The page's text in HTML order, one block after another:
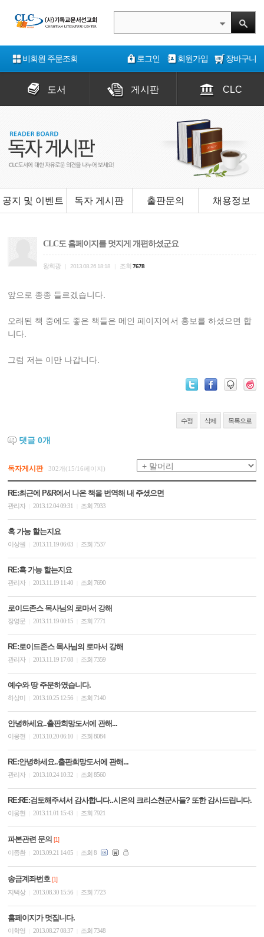
비회원 주문조회 로그인 회원가입 장바구니
도서 게시판 CLC
공지 및 이벤트 독자 게시판 출판문의 채용정보
CLC도 홈페이지를 멋지게 개편하셨군요
왕희광 2013.08.26 18:18 조회 7678
앞으로 종종 들르겠습니다.
오래된 책 중에도 좋은 책들은 메인 페이지에서 홍보를 하셨으면 합
니다.
그럼 저는 이만 나갑니다.
수정 삭제 목록으로
댓글0개
독자게시판 302개(15/16페이지)
RE:최근에 P&R에서 나온 책을 번역해 내 주셨으면
관리자 2013.12.04 09:31 조회 7933
혹 가능 할는지요
이상원 2013.11.19 06:03 조회 7537
RE:혹 가능 할는지요
관리자 2013.11.19 11:40 조회 7690
로이드존스 목사님의 로마서 강해
장영문 2013.11.19 00:15 조회 7771
RE:로이드존스 목사님의 로마서 강해
관리자 2013.11.19 17:08 조회 7359
예수와 땅 주문하였습니다.
하상미 2013.10.25 12:56 조회 7140
안녕하세요..출판희망도서에 관해...
이웅현 2013.10.20 06:10 조회 8084
RE:안녕하세요..출판희망도서에 관해...
관리자 2013.10.24 10:32 조회 8560
RE:RE:검토해주셔서 감사합니다..시온의 크리스쳔군사들? 또한 감사드립니다.
이웅현 2013.11.01 15:43 조회 7921
파본관련 문의 [1]
이종환
2013.09.21 14:05 조회 8
송금계좌번호 [1]
지택상
2013.08.30 15:56 조회 7723
홈페이지가 멋집니다.
이학영 2013.08.27 08:37 조회 7348